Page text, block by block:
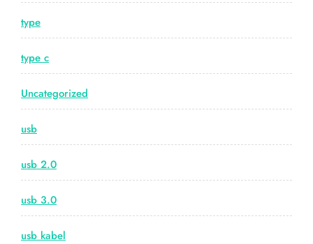
type
type c
Uncategorized
usb
usb 2.0
usb 3.0
usb kabel